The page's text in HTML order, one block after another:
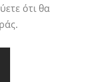
ότι θα